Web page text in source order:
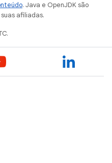
. Java e OpenJDK são
afiliadas.